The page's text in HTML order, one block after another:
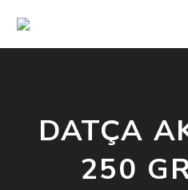
DATÇA
250